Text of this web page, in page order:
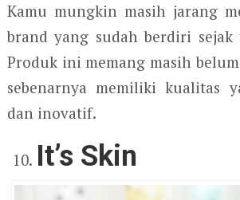
Kamu mungkin masih jarang
brand yang sudah berdiri
Produk ini memang masih
sebenarnya memiliki kualitas
dan inovatif.
It’s Skin